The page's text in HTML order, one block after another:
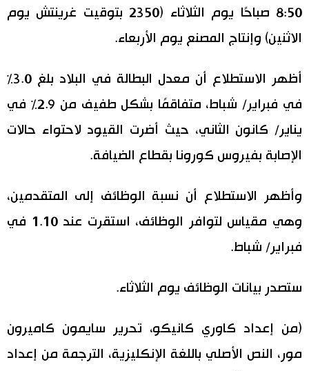
8:50 صباحًا يوم الثلاثاء (2350 بتوقيت غرينتش يوم
الاثنين) وإنتاج المصنع يوم الأربعاء.
أظهر الاستطلاع أن معدل البطالة في البلاد بلغ 3.0٪
في فبراير/ شباط، متفاقمًا بشكل طفيف من 2.9٪ في
يناير/ كانون الثاني، حيث أضرت القيود لاحتواء حالات
الإصابة بفيروس كورونا بقطاع الضيافة.
وأظهر الاستطلاع أن نسبة الوظائف إلى المتقدمين،
وهي مقياس لتوافر الوظائف، استقرت عند 1.10 في
فبراير/ شباط.
ستصدر بيانات الوظائف يوم الثلاثاء.
(من إعداد كاوري كانيكو، تحرير سايمون كاميرون
مور، النص الأصلي باللغة الإنكليزية، الترجمة من إعداد